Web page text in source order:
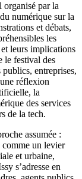
par la
numérique sur la
et débats,
les
leurs implications
le festival des
entreprises,
réflexion
la
des services
de la tech.
assumée :
un levier
et urbaine,
s’adresse en